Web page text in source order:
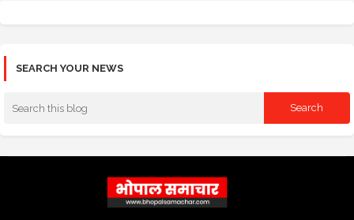
SEARCH YOUR NEWS